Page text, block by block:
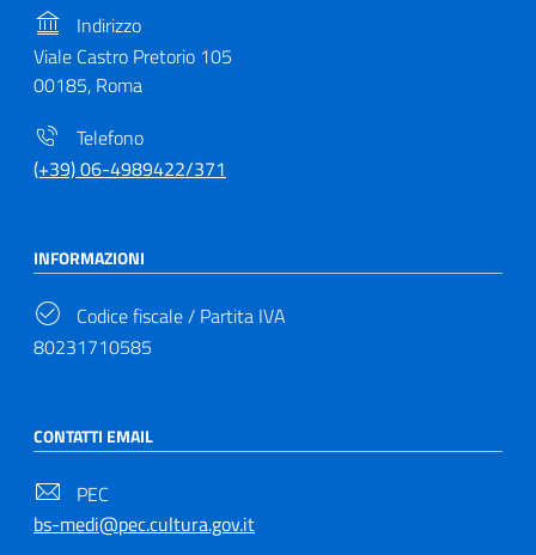
Indirizzo
Viale Castro Pretorio 105
00185, Roma
Telefono
(+39) 06-4989422/371
INFORMAZIONI
Codice fiscale / Partita IVA
80231710585
CONTATTI EMAIL
PEC
bs-medi@pec.cultura.gov.it